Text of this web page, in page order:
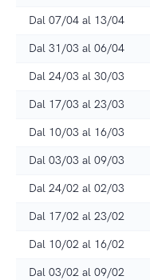
Dal 07/04 al 13/04
Dal 31/03 al 06/04
Dal 24/03 al 30/03
Dal 17/03 al 23/03
Dal 10/03 al 16/03
Dal 03/03 al 09/03
Dal 24/02 al 02/03
Dal 17/02 al 23/02
Dal 10/02 al 16/02
Dal 03/02 al 09/02